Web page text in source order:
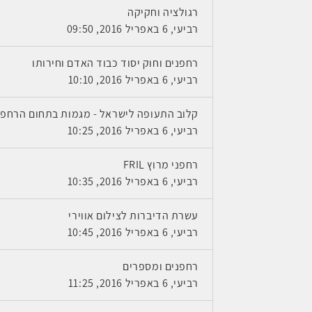
רגולציה וחקיקה
רביעי, 6 באפריל 2016, 09:50
רחפנים וחוק יסוד כבוד האדם וחירותו
רביעי, 6 באפריל 2016, 10:10
קלוב התעופה לישראל - מגמות בתחום
רביעי, 6 באפריל 2016, 10:25
רחפני מרוץ FRIL
רביעי, 6 באפריל 2016, 10:35
עשרת הדיברות לצילום אווירי
רביעי, 6 באפריל 2016, 10:45
רחפנים ומספרים
רביעי, 6 באפריל 2016, 11:25